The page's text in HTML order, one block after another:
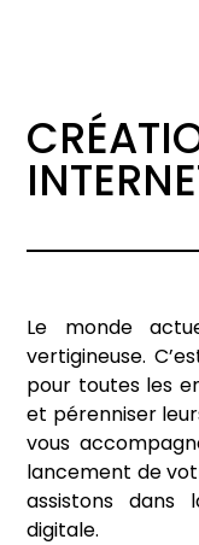
Le monde
vertigineuse.
pour toutes les
et pérenniser
vous
lancement de
assistons dans
digitale.